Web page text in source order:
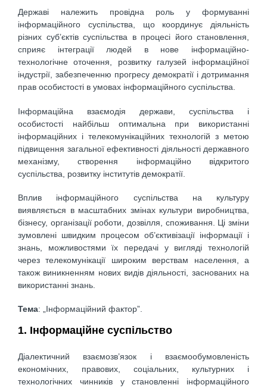
Державі належить провідна роль у формуванні
інформаційного суспільства, що координує діяльність
різних суб’єктів суспільства в процесі його становлення,
сприяє інтеграції людей в нове інформаційно-
технологічне оточення, розвитку галузей інформаційної
індустрії, забезпеченню прогресу демократії і дотримання
прав особистості в умовах інформаційного суспільства.
Інформаційна взаємодія держави, суспільства і
особистості найбільш оптимальна при використанні
інформаційних і телекомунікаційних технологій з метою
підвищення загальної ефективності діяльності державного
механізму, створення інформаційно відкритого
суспільства, розвитку інститутів демократії.
Вплив інформаційного суспільства на культуру
виявляється в масштабних змінах культури виробництва,
бізнесу, організації роботи, дозвілля, споживання. Ці зміни
зумовлені швидким процесом об’єктивізації інформації і
знань, можливостями їх передачі у вигляді технологій
через телекомунікації широким верствам населення, а
також виникненням нових видів діяльності, заснованих на
використанні знань.
Тема: „Інформаційний фактор”.
1. Інформаційне суспільство
Діалектичний взаємозв’язок і взаємообумовленість
економічних, правових, соціальних, культурних і
технологічних чинників у становленні інформаційного